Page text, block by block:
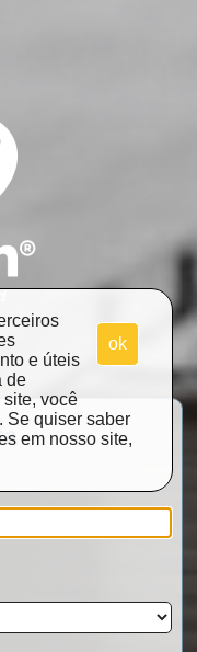
ok
e úteis
de
site, você
Se quiser saber
em nosso site,